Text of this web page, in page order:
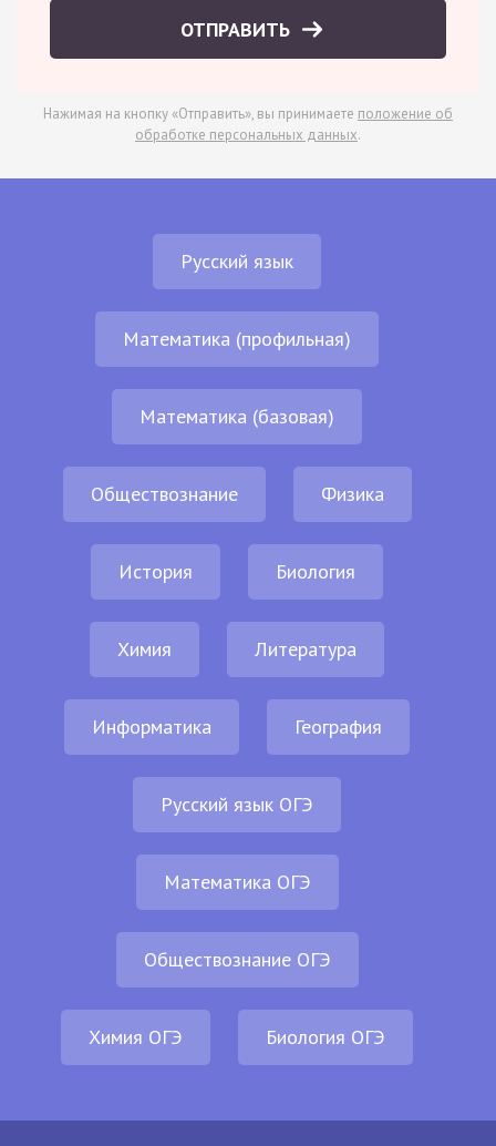
ОТПРАВИТЬ
Нажимая на кнопку «Отправить», вы принимаете положение об
обработке персональных данных.
Русский язык
Математика (профильная)
Математика (базовая)
Обществознание Физика
История Биология
Химия Литература
Информатика География
Русский язык ОГЭ
Математика ОГЭ
Обществознание ОГЭ
Химия ОГЭ Биология ОГЭ